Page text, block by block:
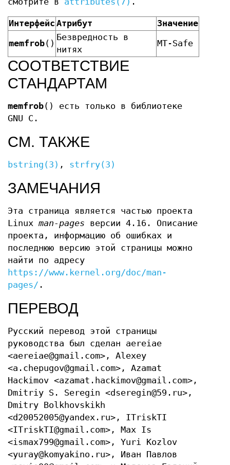
Интерфейс Атрибут Значение
memfrob()
Безвредность в
нитях
MT-Safe
СООТВЕТСТВИЕ
СТАНДАРТАМ
memfrob() есть только в библиотеке
GNU C.
СМ. ТАКЖЕ
bstring(3) , strfry(3)
ЗАМЕЧАНИЯ
Эта страница является частью проекта
Linux man-pages версии 4.16. Описание
проекта, информацию об ошибках и
последнюю версию этой страницы можно
найти по адресу
https://www.kernel.org/doc/man-
pages/ .
ПЕРЕВОД
Русский перевод этой страницы
руководства был сделан aereiae
<aereiae@gmail.com>, Alexey
<a.chepugov@gmail.com>, Azamat
Hackimov <azamat.hackimov@gmail.com>,
Dmitriy S. Seregin <dseregin@59.ru>,
Dmitry Bolkhovskikh
<d20052005@yandex.ru>, ITriskTI
<ITriskTI@gmail.com>, Max Is
<ismax799@gmail.com>, Yuri Kozlov
<yuray@komyakino.ru>, Иван Павлов